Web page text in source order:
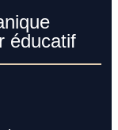
éducatif